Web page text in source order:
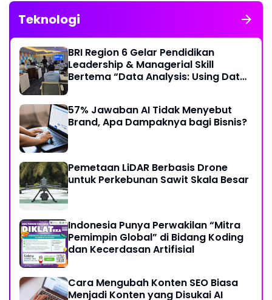
Teknologi
BRI Region 6 Gelar Pendidikan
Leadership & Managerial Skill
Bertema “Data Analysis: Using Data
57% Jawaban AI Tidak Menyebut
Brand, Apa Dampaknya bagi Bisnis?
Pemetaan LiDAR Berbasis Drone
untuk Perkebunan Sawit Skala Besar
Indonesia Punya Perwakilan “Mitra
Pemimpin Global” di Bidang Koding
dan Kecerdasan Artifisial
Cara Mengubah Konten SEO Biasa
Menjadi Konten yang Disukai AI